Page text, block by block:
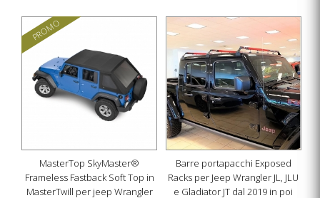
PROMO
MasterTop SkyMaster®
Frameless Fastback Soft Top in
MasterTwill per jeep Wrangler
Barre portapacchi Exposed
Racks per Jeep Wrangler JL, JLU
e Gladiator JT dal 2019 in poi